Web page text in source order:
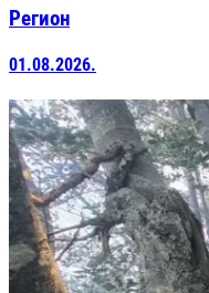
Регион
01.08.2026.